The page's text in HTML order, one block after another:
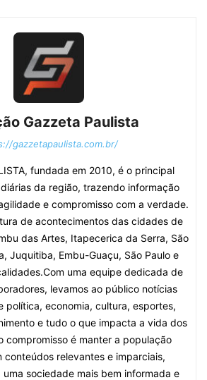
Gazzeta Paulista
gazzetapaulista.com.br/
fundada em 2010, é o principal
da região, trazendo informação
e compromisso com a verdade.
de acontecimentos das cidades de
das Artes, Itapecerica da Serra, São
Juquitiba, Embu-Guaçu, São Paulo e
uma equipe dedicada de
levamos ao público notícias
política, economia, cultura, esportes,
e tudo o que impacta a vida dos
compromisso é manter a população
conteúdos relevantes e imparciais,
sociedade mais bem informada e